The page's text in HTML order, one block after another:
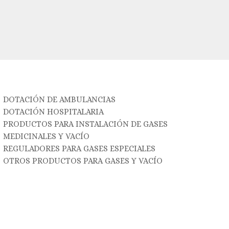
DOTACIÓN DE AMBULANCIAS
DOTACIÓN HOSPITALARIA
PRODUCTOS PARA INSTALACIÓN DE GASES
MEDICINALES Y VACÍO
REGULADORES PARA GASES ESPECIALES
OTROS PRODUCTOS PARA GASES Y VACÍO